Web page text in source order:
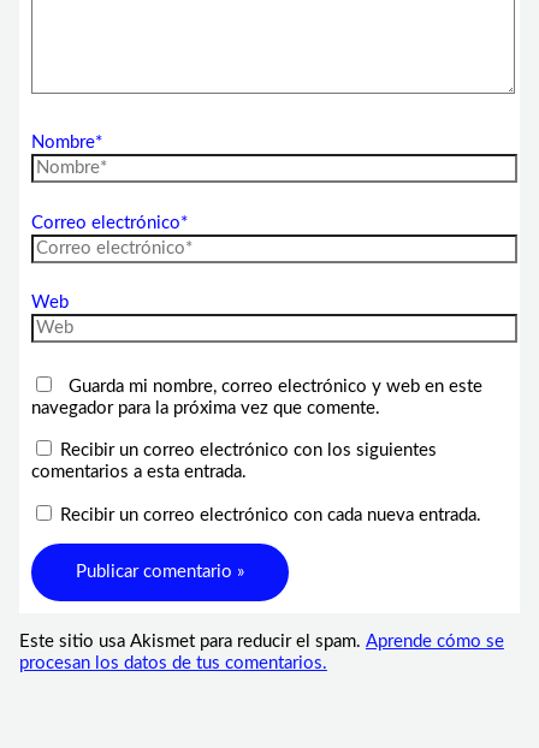
Nombre*
Correo electrónico*
Web
Guarda mi nombre, correo electrónico y web en este
navegador para la próxima vez que comente.
Recibir un correo electrónico con los siguientes
comentarios a esta entrada.
Recibir un correo electrónico con cada nueva entrada.
Este sitio usa Akismet para reducir el spam. Aprende cómo se
procesan los datos de tus comentarios.